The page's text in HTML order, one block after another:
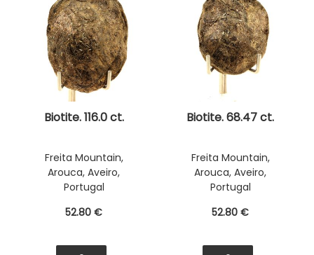
Biotite. 116.0 ct.
Freita Mountain,
Arouca, Aveiro,
Portugal
52.80 €
Biotite. 68.47 ct.
Freita Mountain,
Arouca, Aveiro,
Portugal
52.80 €